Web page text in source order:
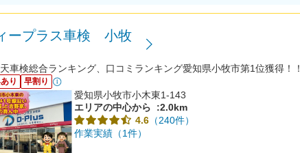
ープラス車検 小牧
車検総合ランキング、口コミランキング愛知県小牧市第1位獲得！！
り 早割り
愛知県小牧市小木東1-143
エリアの中心から
:2.0km
4.6 （240件）
作業実績（1件）